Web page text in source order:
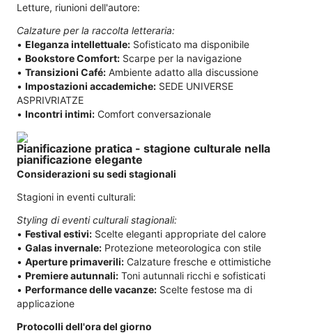
Letture, riunioni dell'autore:
Calzature per la raccolta letteraria:
• Eleganza intellettuale: Sofisticato ma disponibile
• Bookstore Comfort: Scarpe per la navigazione
• Transizioni Café: Ambiente adatto alla discussione
• Impostazioni accademiche: SEDE UNIVERSE
ASPRIVRIATZE
• Incontri intimi: Comfort conversazionale
Pianificazione pratica - stagione culturale nella
pianificazione elegante
Considerazioni su sedi stagionali
Stagioni in eventi culturali:
Styling di eventi culturali stagionali:
• Festival estivi: Scelte eleganti appropriate del calore
• Galas invernale: Protezione meteorologica con stile
• Aperture primaverili: Calzature fresche e ottimistiche
• Premiere autunnali: Toni autunnali ricchi e sofisticati
• Performance delle vacanze: Scelte festose ma di
applicazione
Protocolli dell'ora del giorno